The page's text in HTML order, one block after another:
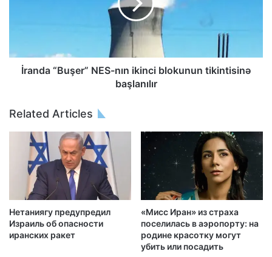
İranda “Buşer” NES-nın ikinci blokunun tikintisinə
başlanılır
Related Articles
Нетаниягу предупредил
Израиль об опасности
иранских ракет
«Мисс Иран» из страха
поселилась в аэропорту: на
родине красотку могут
убить или посадить